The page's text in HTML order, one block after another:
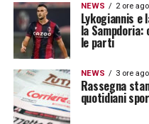
NEWS 2 ore ago
Lykogiannis e
la Sampdoria:
le parti
NEWS 3 ore ago
Rassegna
quotidiani